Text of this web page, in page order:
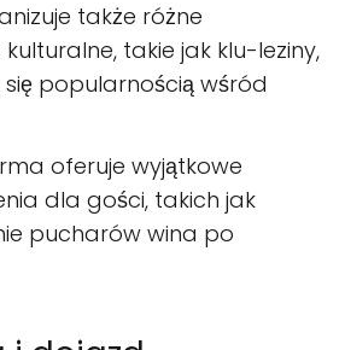
także różne
takie jak klu-leziny,
się popularnością wśród
oferuje wyjątkowe
dla gości, takich jak
pucharów wina po